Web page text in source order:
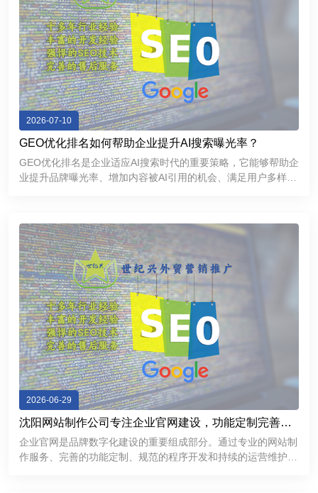
2026-07-10
GEO优化排名如何帮助企业提升AI搜索曝光率？
GEO优化排名是企业适应AI搜索时代的重要策略，它能够帮助企
业提升品牌曝光率、增加内容被AI引用的机会、满足用户多样化
2026-06-29
沈阳网站制作公司专注企业官网建设，功能定制完善，
提升品牌互联网形象
企业官网是品牌数字化建设的重要组成部分。通过专业的网站制
作服务、完善的功能定制、规范的程序开发和持续的运营维护，